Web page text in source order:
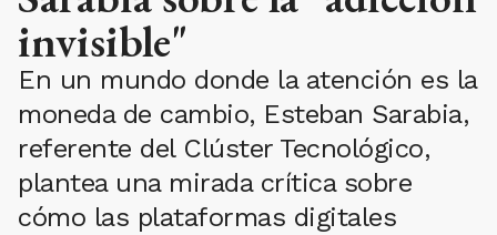
invisible"
En un mundo donde la atención es la
moneda de cambio, Esteban Sarabia,
referente del Clúster Tecnológico,
plantea una mirada crítica sobre
cómo las plataformas digitales